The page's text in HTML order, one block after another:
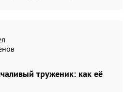
труженик: как её